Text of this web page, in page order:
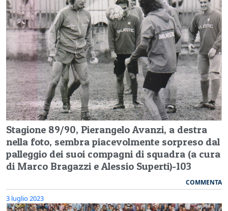
Stagione 89/90, Pierangelo Avanzi, a destra
nella foto, sembra piacevolmente sorpreso dal
palleggio dei suoi compagni di squadra (a cura
di Marco Bragazzi e Alessio Superti)-103
COMMENTA
3 luglio 2023